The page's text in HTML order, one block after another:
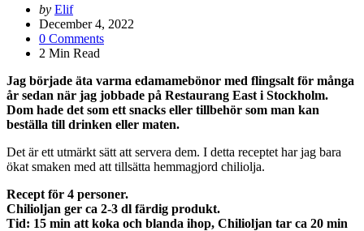
Posted
by
by Elif
December 4, 2022
0 Comments
2 Min Read
Jag började äta varma edamamebönor med flingsalt för många
år sedan när jag jobbade på Restaurang East i Stockholm.
Dom hade det som ett snacks eller tillbehör som man kan
beställa till drinken eller maten.
Det är ett utmärkt sätt att servera dem. I detta receptet har jag bara
ökat smaken med att tillsätta hemmagjord chiliolja.
Recept för 4 personer.
Chilioljan ger ca 2-3 dl färdig produkt.
Tid: 15 min att koka och blanda ihop, Chilioljan tar ca 20 min